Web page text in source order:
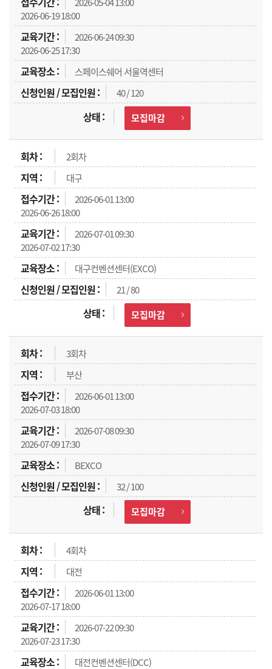
2026-06-19 18:00
2026-06-24 09:30
2026-06-25 17:30
스페이스쉐어 서울역센터
40 / 120
모집마감
2회차
대구
2026-06-01 13:00
2026-06-26 18:00
2026-07-01 09:30
2026-07-02 17:30
대구컨벤션센터(EXCO)
21 / 80
모집마감
3회차
부산
2026-06-01 13:00
2026-07-03 18:00
2026-07-08 09:30
2026-07-09 17:30
BEXCO
32 / 100
모집마감
4회차
대전
2026-06-01 13:00
2026-07-17 18:00
2026-07-22 09:30
2026-07-23 17:30
대전컨벤션센터(DCC)